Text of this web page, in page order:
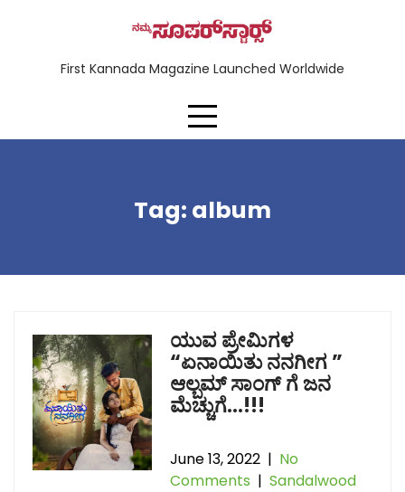
First Kannada Magazine Launched Worldwide
Tag: album
ಯುವ ಪ್ರೇಮಿಗಳ
“ಏನಾಯಿತು ನನಗೀಗ ”
ಆಲ್ಬಮ್ ಸಾಂಗ್ ಗೆ ಜನ
ಮೆಚ್ಚುಗೆ…!!!
June 13, 2022 | No
Comments | Sandalwood